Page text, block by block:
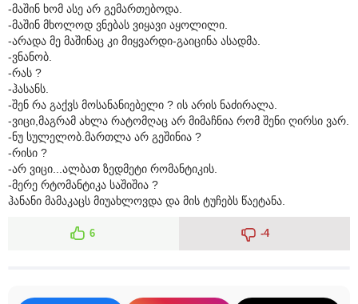
-მაშინ ხომ ასე არ გემართებოდა.
-მაშინ მხოლოდ ვნებას ვიყავი აყოლილი.
-არადა მე მაშინაც კი მიყვარდი-გაიცინა ასადმა.
-ვნანობ.
-რას ?
-ჰასანს.
-შენ რა გაქვს მოსანანიებელი ? ის არის ნაძირალა.
-ვიცი,მაგრამ ახლა რატომღაც არ მიმაჩნია რომ შენი ღირსი ვარ.
-ნუ სულელობ.მართლა არ გეშინია ?
-რისი ?
-არ ვიცი...ალბათ ზედმეტი რომანტიკის.
-მერე რტომანტიკა საშიშია ?
ჰანანი მამაკაცს მიუახლოვდა და მის ტუჩებს წაეტანა.
6 -4